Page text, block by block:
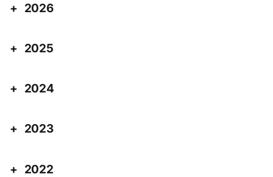
2026
2025
2024
2023
2022